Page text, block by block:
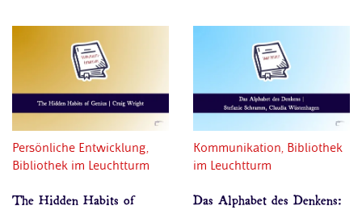
Persönliche Entwicklung,
Bibliothek im Leuchtturm
The Hidden Habits of
Kommunikation, Bibliothek
im Leuchtturm
Das Alphabet des Denkens: